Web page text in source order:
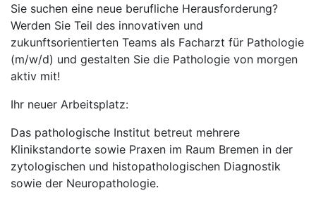
Sie suchen eine neue berufliche Herausforderung?
Werden Sie Teil des innovativen und
zukunftsorientierten Teams als Facharzt für Pathologie
(m/w/d) und gestalten Sie die Pathologie von morgen
aktiv mit!
Ihr neuer Arbeitsplatz:
Das pathologische Institut betreut mehrere
Klinikstandorte sowie Praxen im Raum Bremen in der
zytologischen und histopathologischen Diagnostik
sowie der Neuropathologie.